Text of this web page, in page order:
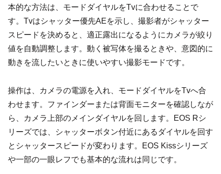
本的な方法は、モードダイヤルをTvに合わせることで
す。Tvはシャッター優先AEを示し、撮影者がシャッター
スピードを決めると、適正露出になるようにカメラが絞り
値を自動調整します。動く被写体を撮るときや、意図的に
動きを流したいときに使いやすい撮影モードです。
操作は、カメラの電源を入れ、モードダイヤルをTvへ合
わせます。ファインダーまたは背面モニターを確認しなが
ら、カメラ上部のメインダイヤルを回します。EOS Rシ
リーズでは、シャッターボタン付近にあるダイヤルを回す
とシャッタースピードが変わります。EOS Kissシリーズ
や一部の一眼レフでも基本的な流れは同じです。